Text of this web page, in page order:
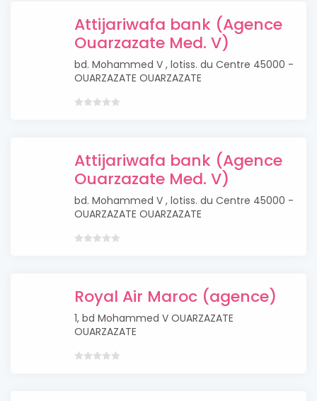
Attijariwafa bank (Agence
Ouarzazate Med. V)
bd. Mohammed V , lotiss. du Centre 45000 -
OUARZAZATE OUARZAZATE
Attijariwafa bank (Agence
Ouarzazate Med. V)
bd. Mohammed V , lotiss. du Centre 45000 -
OUARZAZATE OUARZAZATE
Royal Air Maroc (agence)
1, bd Mohammed V OUARZAZATE
OUARZAZATE